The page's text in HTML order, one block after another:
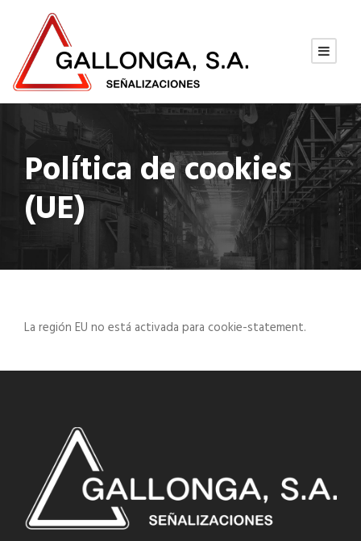
Política de cookies
(UE)
La región EU no está activada para cookie-statement.